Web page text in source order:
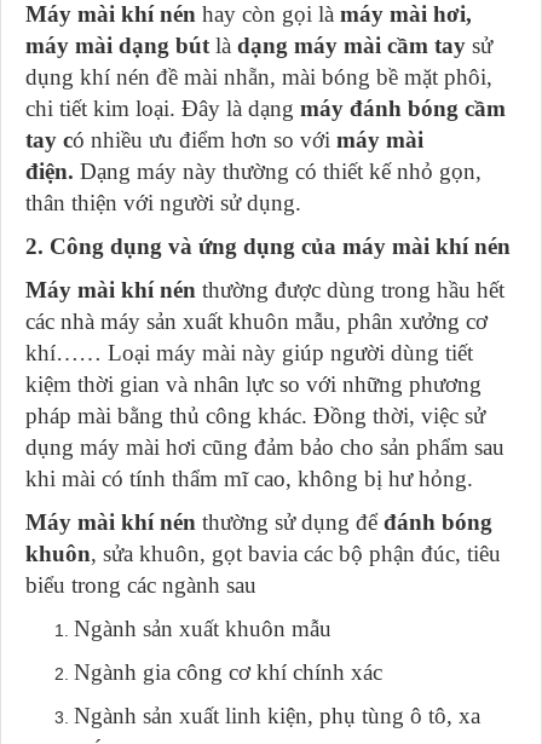
Máy mài khí nén hay còn gọi là máy mài hơi,
máy mài dạng bút là dạng máy mài cầm tay sử
dụng khí nén đề mài nhẵn, mài bóng bề mặt phôi,
chi tiết kim loại. Đây là dạng máy đánh bóng cầm
tay có nhiều ưu điểm hơn so với máy mài
điện. Dạng máy này thường có thiết kế nhỏ gọn,
thân thiện với người sử dụng.
2. Công dụng và ứng dụng của máy mài khí nén
Máy mài khí nén thường được dùng trong hầu hết
các nhà máy sản xuất khuôn mẫu, phân xưởng cơ
khí…… Loại máy mài này giúp người dùng tiết
kiệm thời gian và nhân lực so với những phương
pháp mài bằng thủ công khác. Đồng thời, việc sử
dụng máy mài hơi cũng đảm bảo cho sản phẩm sau
khi mài có tính thẩm mĩ cao, không bị hư hỏng.
Máy mài khí nén thường sử dụng đểđánh bóng
khuôn, sửa khuôn, gọt bavia các bộ phận đúc, tiêu
biểu trong các ngành sau
Ngành sản xuất khuôn mẫu
Ngành gia công cơ khí chính xác
Ngành sản xuất linh kiện, phụ tùng ô tô, xa